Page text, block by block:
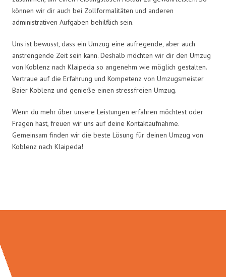
können wir dir auch bei Zollformalitäten und anderen
administrativen Aufgaben behilflich sein.
Uns ist bewusst, dass ein Umzug eine aufregende, aber auch
anstrengende Zeit sein kann. Deshalb möchten wir dir den Umzug
von Koblenz nach Klaipeda so angenehm wie möglich gestalten.
Vertraue auf die Erfahrung und Kompetenz von Umzugsmeister
Baier Koblenz und genieße einen stressfreien Umzug.
Wenn du mehr über unsere Leistungen erfahren möchtest oder
Fragen hast, freuen wir uns auf deine Kontaktaufnahme.
Gemeinsam finden wir die beste Lösung für deinen Umzug von
Koblenz nach Klaipeda!